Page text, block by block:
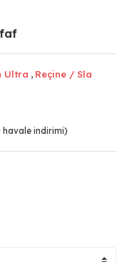
Ultra , Reçine / Sla
havale indirimi)